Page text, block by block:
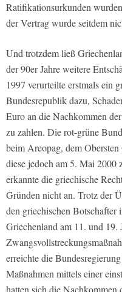
Ratifikationsurkunden
der Vertrag wurde seitdem
Und trotzdem ließ
der 90er Jahre weitere
1997 verurteilte erstmals ein
Bundesrepublik dazu,
Euro an die Nachkommen
zu zahlen. Die rot-grüne
beim Areopag, dem
diese jedoch am 5. Mai
erkannte die griechische
Gründen nicht an. Trotz der
den griechischen
Griechenland am 11. und 19.
erreichte die
Maßnahmen mittels einer